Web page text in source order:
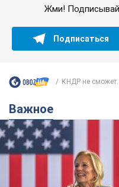
Жми!
Подписаться
КНДР не
Важное